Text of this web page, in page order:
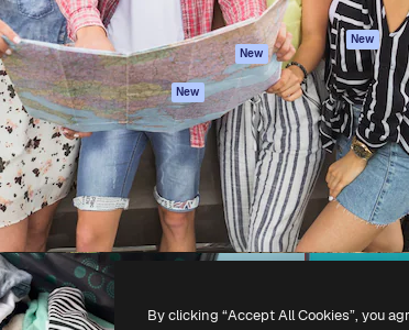
Conteúdo de stock
MCP para
Claude/ChatGPT
New
Agentes New
API
App móvel
Todas as
ferramentas
privacidade
Originais New
Política de
Central de
confiabilidade
Afiliados
Empresas
S.L.U. Todos os direitos reservados.
By clicking “Accept All Cookies”, you